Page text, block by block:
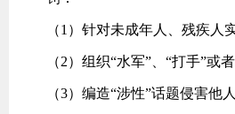
（1）针对未成年人、残疾人
（2）组织“水军”、“打手”或
（3）编造“涉性”话题侵害他